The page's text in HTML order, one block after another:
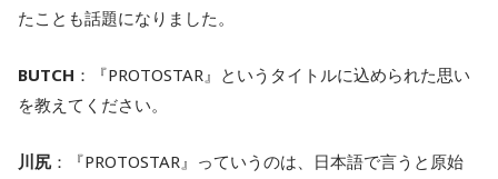
たことも話題になりました。
BUTCH ：『PROTOSTAR』というタイトルに込められた思い
を教えてください。
川尻：『PROTOSTAR』っていうのは、日本語で言うと原始